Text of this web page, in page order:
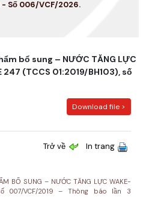
- Số 006/VCF/2026.
bổ sung – NƯỚC TĂNG LỰC
247 (TCCS 01:2019/BH103), số
Download file >
Trở về In trang
BỔ SUNG – NƯỚC TĂNG LỰC WAKE-
007/VCF/2019 – Thông báo lần 3